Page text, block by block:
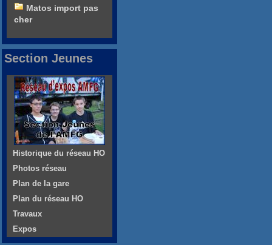
Matos import pas
cher
Section Jeunes
Historique du réseau HO
Photos réseau
Plan de la gare
Plan du réseau HO
Travaux
Expos